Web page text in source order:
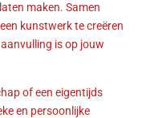
maken. Samen
kunstwerk te creëren
is op jouw
of een eigentijds
en persoonlijke